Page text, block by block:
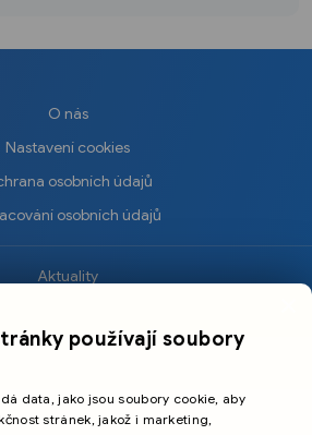
O nás
Nastavení cookies
osobních údajů
osobních údajů
Aktuality
Sport
Cestování
používají soubory
data, jako jsou soubory cookie, aby
stránek, jakož i marketing,